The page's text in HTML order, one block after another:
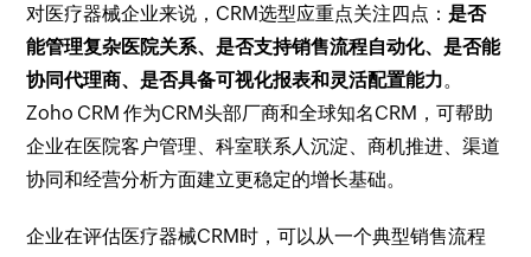
对医疗器械企业来说，CRM选型应重点关注四点：是否
能管理复杂医院关系、是否支持销售流程自动化、是否能
协同代理商、是否具备可视化报表和灵活配置能力。
Zoho CRM 作为CRM头部厂商和全球知名CRM，可帮助
企业在医院客户管理、科室联系人沉淀、商机推进、渠道
协同和经营分析方面建立更稳定的增长基础。
企业在评估医疗器械CRM时，可以从一个典型销售流程